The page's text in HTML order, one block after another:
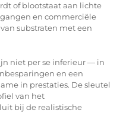
of blootstaat aan lichte
en commerciële
substraten met een
niet per se inferieur — in
en een
in prestaties. De sleutel
van het
bij de realistische